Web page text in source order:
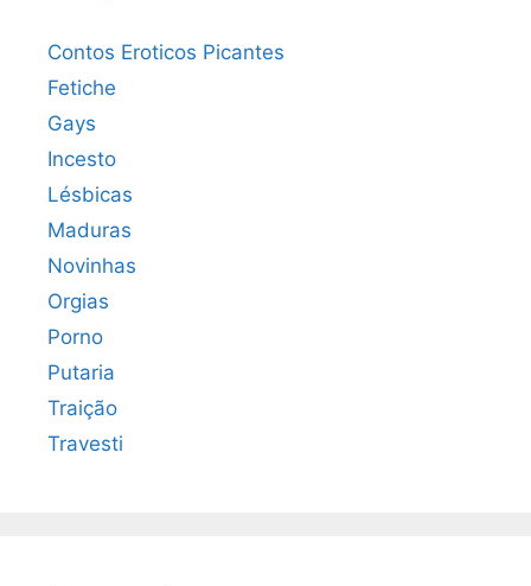
Contos Eroticos Picantes
Fetiche
Gays
Incesto
Lésbicas
Maduras
Novinhas
Orgias
Porno
Putaria
Traição
Travesti